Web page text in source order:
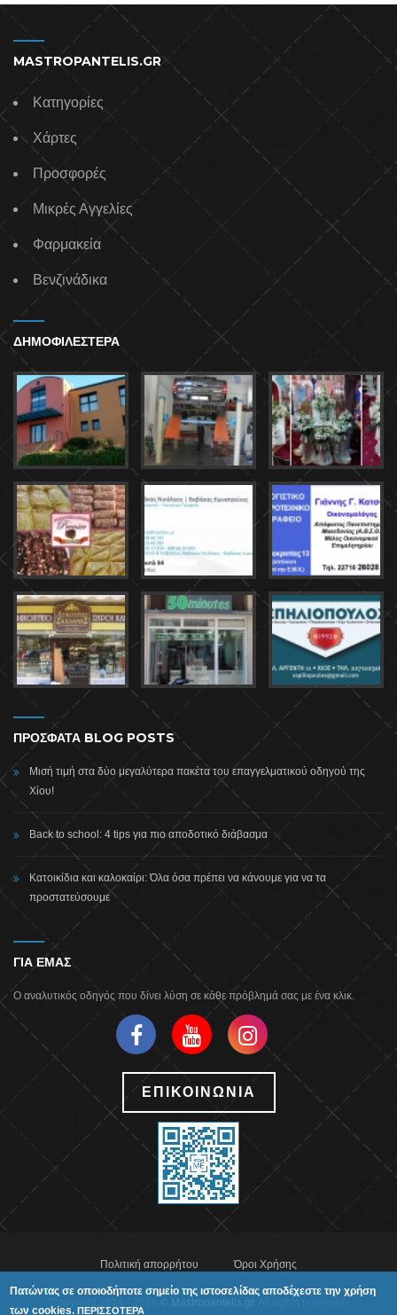
MASTROPANTELIS.GR
Κατηγορίες
Χάρτες
Προσφορές
Μικρές Αγγελίες
Φαρμακεία
Βενζινάδικα
ΔΗΜΟΦΙΛΕΣΤΕΡΑ
ΠΡΟΣΦΑΤΑ BLOG POSTS
Μισή τιμή στα δύο μεγαλύτερα πακέτα του επαγγελματικού οδηγού της
Χίου!
Back to school: 4 tips για πιο αποδοτικό διάβασμα
Κατοικίδια και καλοκαίρι: Όλα όσα πρέπει να κάνουμε για να τα
προστατεύσουμε
ΓΙΑ ΕΜΑΣ
Ο αναλυτικός οδηγός που δίνει λύση σε κάθε πρόβλημά σας με ένα κλικ.
ΕΠΙΚΟΙΝΩΝΙΑ
Πολιτική απορρήτου Όροι Χρήσης
© Mastropantelis.gr
Πατώντας σε οποιοδήποτε σημείο της ιστοσελίδας αποδέχεστε την χρήση
των cookies. ΠΕΡΙΣΣΟΤΕΡΑ